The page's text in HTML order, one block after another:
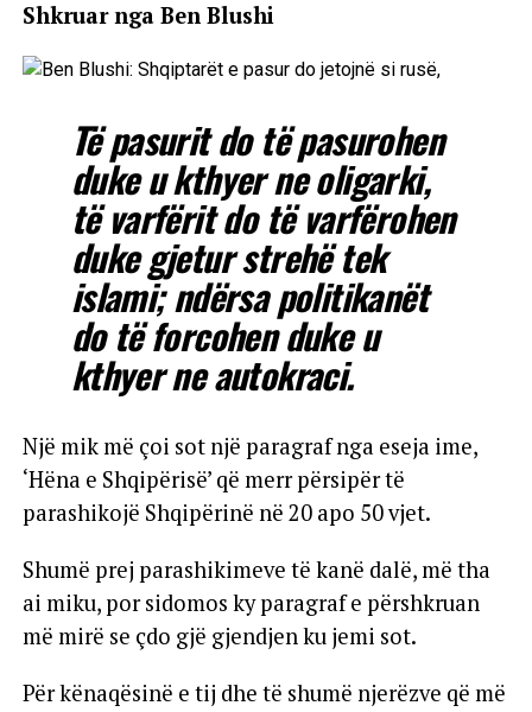
Shkruar nga Ben Blushi
Të pasurit do të pasurohen
duke u kthyer ne oligarki,
të varfërit do të varfërohen
duke gjetur strehë tek
islami; ndërsa politikanët
do të forcohen duke u
kthyer ne autokraci.
Një mik më çoi sot një paragraf nga eseja ime,
‘Hëna e Shqipërisë’ që merr përsipër të
parashikojë Shqipërinë në 20 apo 50 vjet.
Shumë prej parashikimeve të kanë dalë, më tha
ai miku, por sidomos ky paragraf e përshkruan
më mirë se çdo gjë gjendjen ku jemi sot.
Për kënaqësinë e tij dhe të shumë njerëzve që më